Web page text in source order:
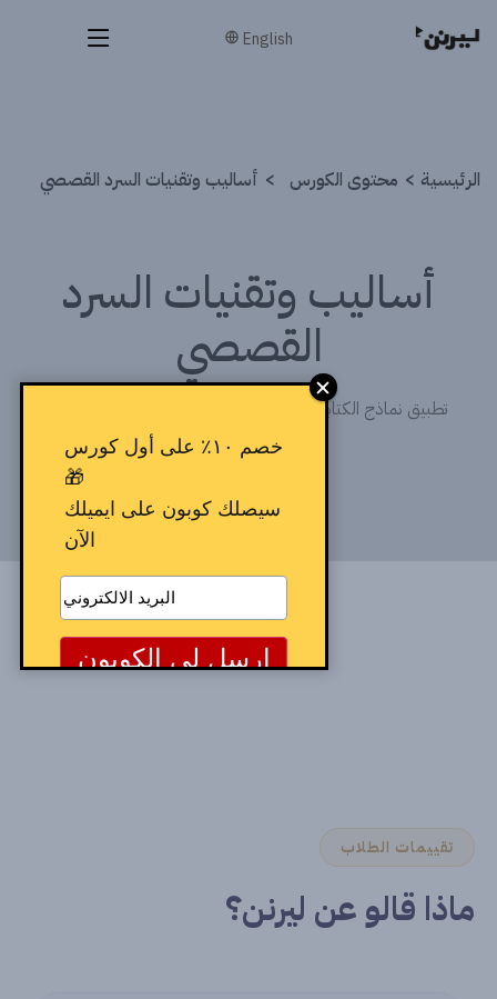
English
الرئيسية محتوى الكورس أساليب وتقنيات السرد القصصي
أساليب وتقنيات السرد
القصصي
Circle في بناء القصة.
تقييمات الطلاب
ماذا قالو عن ليرنن؟
خصم ١٠٪ على أول كورس
🎁
سيصلك كوبون على ايميلك
الآن